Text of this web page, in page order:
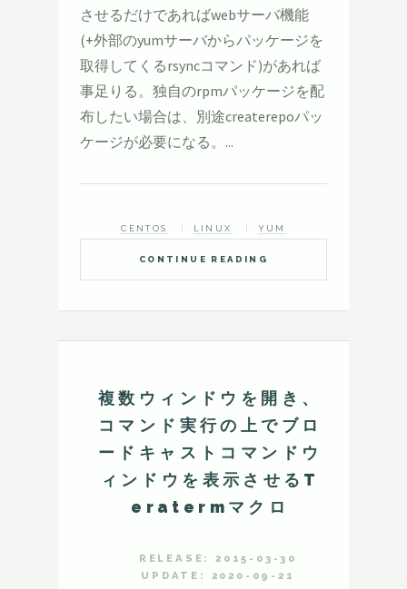
させるだけであればwebサーバ機能
(+外部のyumサーバからパッケージを
取得してくるrsyncコマンド)があれば
事足りる。独自のrpmパッケージを配
布したい場合は、別途createrepoパッ
ケージが必要になる。...
CONTINUE READING
CENTOS LINUX YUM
複数ウィンドウを開き、
コマンド実行の上でブロ
ードキャストコマンドウ
ィンドウを表示させるT
eratermマクロ
RELEASE: 2015-03-30
UPDATE: 2020-09-21